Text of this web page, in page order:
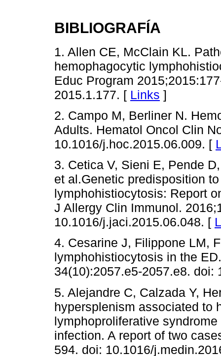
BIBLIOGRAFÍA
1. Allen CE, McClain KL.
hemophagocytic
Educ Program
2015.1.177. [ Links ]
2. Campo M, Berliner N.
Adults. Hematol Oncol Clin
10.1016/j.hoc.2015.06.009. [
3. Cetica V, Sieni E, Pende
et al.Genetic predisposition
lymphohistiocytosis: Report
J Allergy Clin Immunol.
10.1016/j.jaci.2015.06.048. [
4. Cesarine J, Filippone LM,
lymphohistiocytosis in the
34(10):2057.e5-2057.e8.
5. Alejandre C, Calzada Y,
hypersplenism associated to
lymphoproliferative
infection. A report of two
594. doi: 10.1016/